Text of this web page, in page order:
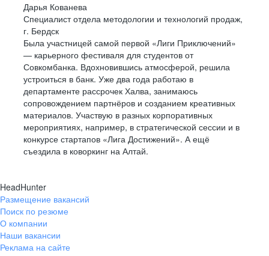
Дарья Кованева
Специалист отдела методологии и технологий продаж,
г. Бердск
Была участницей самой первой «Лиги Приключений»
— карьерного фестиваля для студентов от
Совкомбанка. Вдохновившись атмосферой, решила
устроиться в банк. Уже два года работаю в
департаменте рассрочек Халва, занимаюсь
сопровождением партнёров и созданием креативных
материалов. Участвую в разных корпоративных
мероприятиях, например, в стратегической сессии и в
конкурсе стартапов «Лига Достижений». А ещё
съездила в коворкинг на Алтай.
HeadHunter
Размещение вакансий
Поиск по резюме
О компании
Наши вакансии
Реклама на сайте